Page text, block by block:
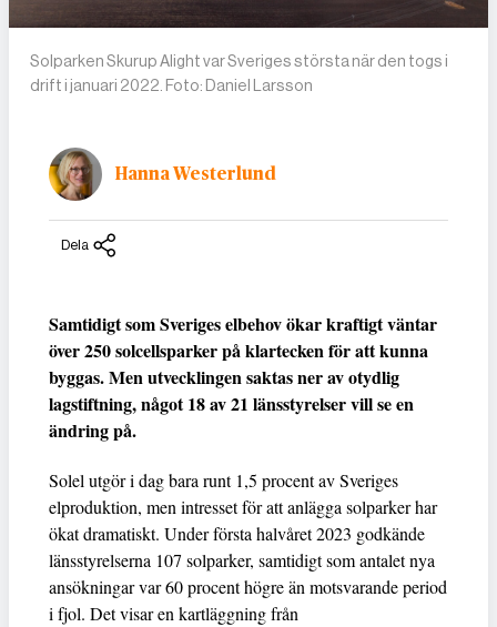
Solparken Skurup Alight var Sveriges största när den togs i
drift i januari 2022. Foto: Daniel Larsson
Hanna Westerlund
Dela
Samtidigt som Sveriges elbehov ökar kraftigt väntar
över 250 solcellsparker på klartecken för att kunna
byggas. Men utvecklingen saktas ner av otydlig
lagstiftning, något 18 av 21 länsstyrelser vill se en
ändring på.
Solel utgör i dag bara runt 1,5 procent av Sveriges
elproduktion, men intresset för att anlägga solparker har
ökat dramatiskt. Under första halvåret 2023 godkände
länsstyrelserna 107 solparker, samtidigt som antalet nya
ansökningar var 60 procent högre än motsvarande period
i fjol. Det visar en kartläggning från